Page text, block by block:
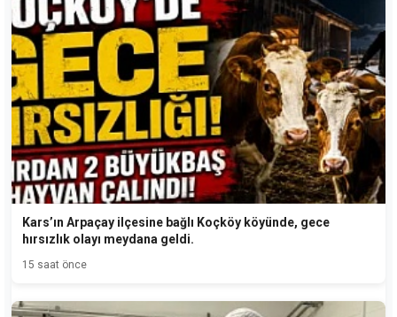
Kars’ın Arpaçay ilçesine bağlı Koçköy köyünde, gece
hırsızlık olayı meydana geldi.
15 saat önce